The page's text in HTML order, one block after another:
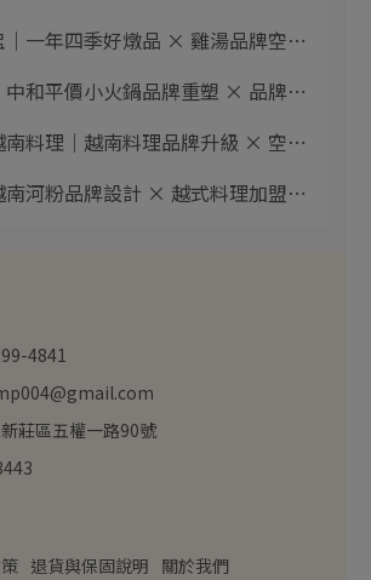
｜一年四季好燉品 × 雞湯品牌空⋯
中和平價小火鍋品牌重塑 × 品牌⋯
南料理｜越南料理品牌升級 × 空⋯
南河粉品牌設計 × 越式料理加盟⋯
4841
莊區五權一路90號
退貨與保固說明 關於我們